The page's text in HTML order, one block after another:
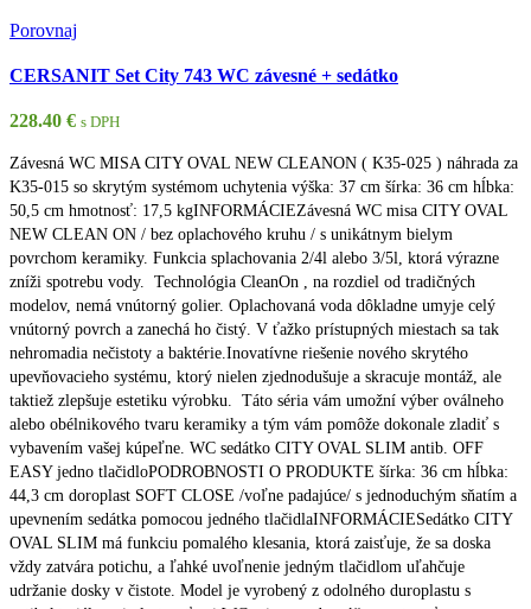
Porovnaj
CERSANIT Set City 743 WC závesné + sedátko
228.40 € s DPH
Závesná WC MISA CITY OVAL NEW CLEANON ( K35-025 ) náhrada za
K35-015 so skrytým systémom uchytenia výška: 37 cm šírka: 36 cm hĺbka:
50,5 cm hmotnosť: 17,5 kgINFORMÁCIEZávesná WC misa CITY OVAL
NEW CLEAN ON / bez oplachového kruhu / s unikátnym bielym
povrchom keramiky. Funkcia splachovania 2/4l alebo 3/5l, ktorá výrazne
zníži spotrebu vody. Technológia CleanOn , na rozdiel od tradičných
modelov, nemá vnútorný golier. Oplachovaná voda dôkladne umyje celý
vnútorný povrch a zanechá ho čistý. V ťažko prístupných miestach sa tak
nehromadia nečistoty a baktérie.Inovatívne riešenie nového skrytého
upevňovacieho systému, ktorý nielen zjednodušuje a skracuje montáž, ale
taktiež zlepšuje estetiku výrobku. Táto séria vám umožní výber oválneho
alebo obélnikového tvaru keramiky a tým vám pomôže dokonale zladiť s
vybavením vašej kúpeľne. WC sedátko CITY OVAL SLIM antib. OFF
EASY jedno tlačidloPODROBNOSTI O PRODUKTE šírka: 36 cm hĺbka:
44,3 cm doroplast SOFT CLOSE /voľne padajúce/ s jednoduchým sňatím a
upevnením sedátka pomocou jedného tlačidlaINFORMÁCIESedátko CITY
OVAL SLIM má funkciu pomalého klesania, ktorá zaisťuje, že sa doska
vždy zatvára potichu, a ľahké uvoľnenie jedným tlačidlom uľahčuje
udržanie dosky v čistote. Model je vyrobený z odolného duroplastu s